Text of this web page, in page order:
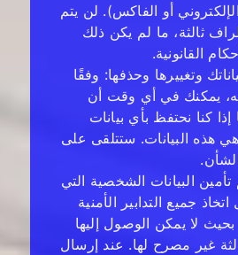
أو الفاكس). لن يتم
ثالثة، ما لم يكن ذلك
القانونية.
وتغييرها وحذفها: وفقًا
به، يمكنك في أي وقت أن
كنا نحتفظ بأي بيانات
هذه البيانات. ستتلقى على
تأمين البيانات الشخصية التي
جميع التدابير الأمنية
بحيث لا يمكن الوصول إليها
غير مصرح لها. عند إرسال